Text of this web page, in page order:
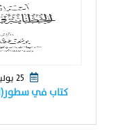
كتاب في سطور(٢٧١) أسرار فن…